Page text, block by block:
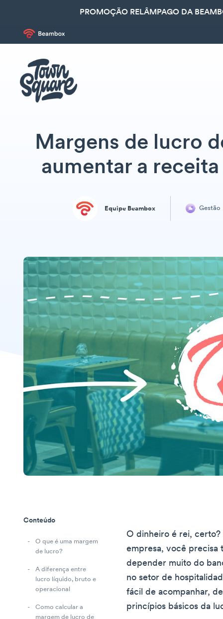
PROMOÇÃO RELÂMPAGO DA
Margens de lucro
aumentar a
Equipe Beambox Gestão
Conteúdo
O que é uma margem
de lucro?
A diferença entre
lucro líquido, bruto e
operacional
Como calcular a
margem de lucro de
O dinheiro é rei, certo?
empresa, você precisa
depender muito do
no setor de
fácil de acompanhar,
princípios básicos da